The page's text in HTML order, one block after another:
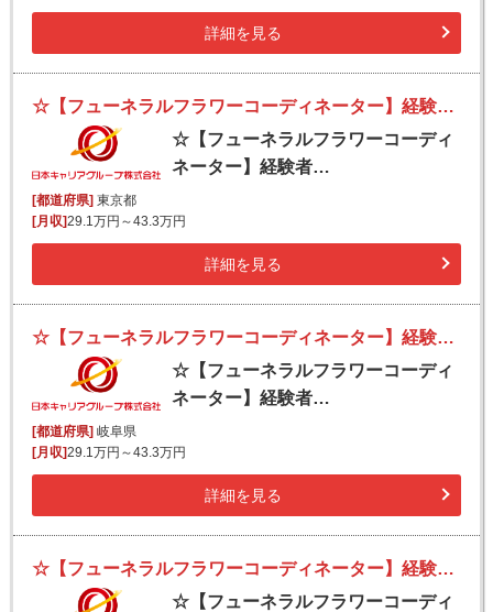
詳細を見る
☆【フューネラルフラワーコーディネーター】経験者優遇／スキルを活かす！創業150年の伝統と実績・新しい挑戦
☆【フューネラルフラワーコーディ
ネーター】経験者…
[都道府県] 東京都
[月収]29.1万円～43.3万円
詳細を見る
☆【フューネラルフラワーコーディネーター】経験者優遇／スキルを活かす！創業150年の伝統と実績・新しい挑戦
☆【フューネラルフラワーコーディ
ネーター】経験者…
[都道府県]岐阜県
[月収]29.1万円～43.3万円
詳細を見る
☆【フューネラルフラワーコーディネーター】経験者優遇／スキルを活かす！創業150年の伝統と実績・新しい挑戦
☆【フューネラルフラワーコーディ